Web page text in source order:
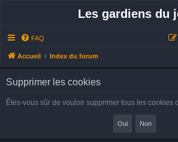
Les gardiens du
FAQ
Accueil Index du forum
Supprimer les cookies
Êtes-vous sûr de vouloir supprimer tous les cookies